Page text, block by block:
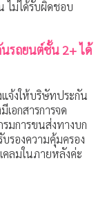
ไม่ได้รับผิดชอบ
นรถยนต์ชั้น 2+ ได้
จ้งให้บริษัทประกัน
อกสารการจด
มการขนส่งทางบก
รองความคุ้มครอง
ลมในภายหลังค่ะ